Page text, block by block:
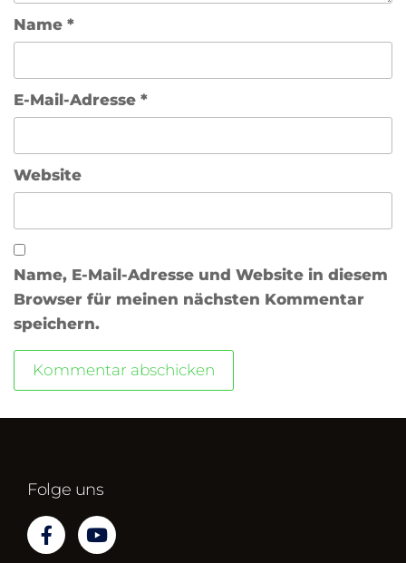
Name *
E-Mail-Adresse *
Website
Name, E-Mail-Adresse und Website in diesem
Browser für meinen nächsten Kommentar
speichern.
Folge uns